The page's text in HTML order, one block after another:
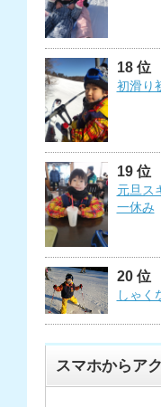
18 位
初滑り
19 位
元旦ス
一休み
20 位
しゃく
スマホからア